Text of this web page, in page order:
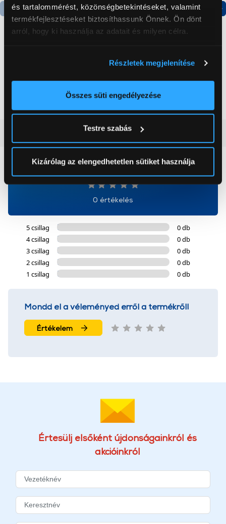
és tartalommérést, közönségbetekintéseket, valamint
termékfejlesztéseket biztosíthassunk Önnek. Ön dönt
arról, hogy ki használja az adatait és milyen célra.
elhelyezkedéséről pár méteres pontossággal
Az Ön készülékén beazonosítása annak konkrét
módjairól és adja meg preferenciáit aRészletek
pontban. Bármikor módosíthatja vagy visszavonhatja a
Sütinyilatkozathoz való hozzájárulását.
cookie-k személyazonosítására nem alkalmasak,
szolgáltatásaink biztosításához szükségesek. Az oldal
használatával Ön elfogadja a cookie-k használatát.
További információk:ÁSZFésAdatvédelem
Részletek megjelenítése
Összes süti engedélyezése
Testre szabás
Kizárólag az elengedhetetlen sütiket használja
Termék adatlap Termék adatlap
Alulfagyasztós
179 999 Ft
(0)
0
0 értékelés
5 csillag
0 db
4 csillag
0 db
3 csillag
0 db
2 csillag
0 db
1 csillag
0 db
Mondd el a véleményed erről a termékről!
Értékelem
Értesülj elsőként újdonságainkról és
akcióinkról